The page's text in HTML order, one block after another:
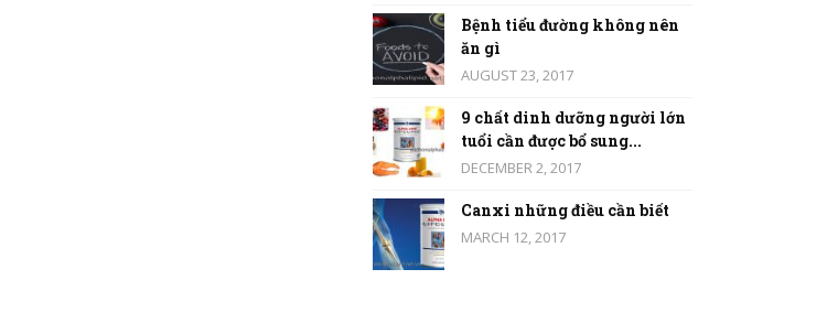
Bệnh tiểu đường không nên
ăn gì
AUGUST 23, 2017
9 chất dinh dưỡng người lớn
tuổi cần được bổ sung...
DECEMBER 2, 2017
Canxi những điều cần biết
MARCH 12, 2017